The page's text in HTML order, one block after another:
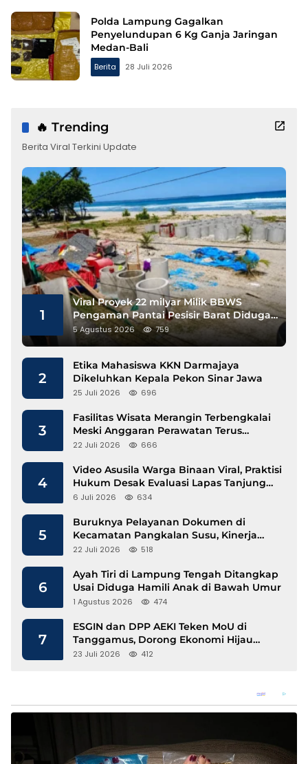
Polda Lampung Gagalkan
Penyelundupan 6 Kg Ganja Jaringan
Medan-Bali
Berita 28 Juli 2026
🔥 Trending
Berita Viral Terkini Update
1
Viral Proyek 22 milyar Milik BBWS
Pengaman Pantai Pesisir Barat Diduga
Gunakan Besi Banci
5 Agustus 2026 759
2
Etika Mahasiswa KKN Darmajaya
Dikeluhkan Kepala Pekon Sinar Jawa
25 Juli 2026 696
3
Fasilitas Wisata Merangin Terbengkalai
Meski Anggaran Perawatan Terus
Mengalir
22 Juli 2026 666
4
Video Asusila Warga Binaan Viral, Praktisi
Hukum Desak Evaluasi Lapas Tanjung
Raja
6 Juli 2026 634
5
Buruknya Pelayanan Dokumen di
Kecamatan Pangkalan Susu, Kinerja
Disdukcapil Langkat Disorot
22 Juli 2026 518
6
Ayah Tiri di Lampung Tengah Ditangkap
Usai Diduga Hamili Anak di Bawah Umur
1 Agustus 2026 474
7
ESGIN dan DPP AEKI Teken MoU di
Tanggamus, Dorong Ekonomi Hijau
Berbasis Kopi dan Perdagangan Karbon
23 Juli 2026 412